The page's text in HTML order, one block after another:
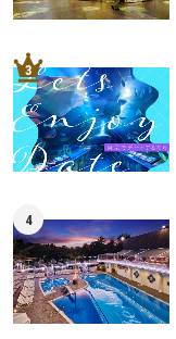
3
4